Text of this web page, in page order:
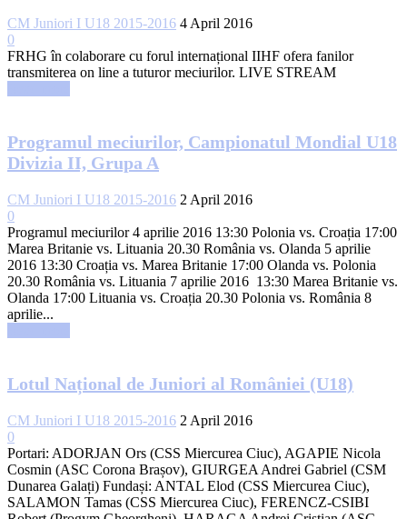
CM Juniori I U18 2015-2016 4 April 2016
0
FRHG în colaborare cu forul internațional IIHF ofera fanilor
transmiterea on line a tuturor meciurilor. LIVE STREAM
Programul meciurilor, Campionatul Mondial U18
Divizia II, Grupa A
CM Juniori I U18 2015-2016 2 April 2016
0
Programul meciurilor 4 aprilie 2016 13:30 Polonia vs. Croația 17:00
Marea Britanie vs. Lituania 20.30 România vs. Olanda 5 aprilie
2016 13:30 Croația vs. Marea Britanie 17:00 Olanda vs. Polonia
20.30 România vs. Lituania 7 aprilie 2016 13:30 Marea Britanie vs.
Olanda 17:00 Lituania vs. Croația 20.30 Polonia vs. România 8
aprilie...
Lotul Național de Juniori al României (U18)
CM Juniori I U18 2015-2016 2 April 2016
0
Portari: ADORJAN Ors (CSS Miercurea Ciuc), AGAPIE Nicola
Cosmin (ASC Corona Brașov), GIURGEA Andrei Gabriel (CSM
Dunarea Galați) Fundași: ANTAL Elod (CSS Miercurea Ciuc),
SALAMON Tamas (CSS Miercurea Ciuc), FERENCZ-CSIBI